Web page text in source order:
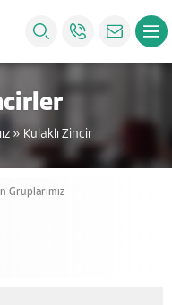
» Kulaklı Zincir
Gruplarımız